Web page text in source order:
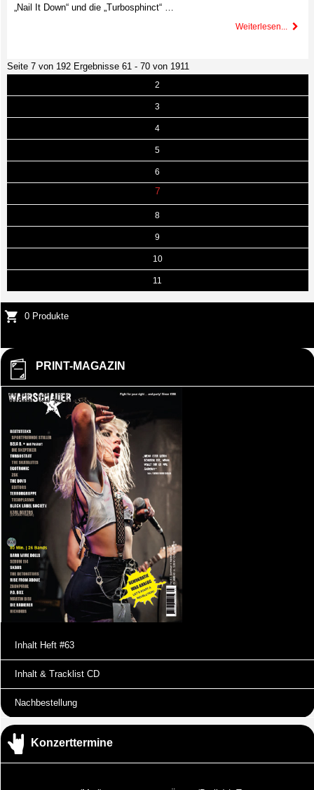
„Nail It Down“ und die „Turbosphinct“ …
Weiterlesen...
Seite 7 von 192 Ergebnisse 61 - 70 von 1911
2
3
4
5
6
7
8
9
10
11
0 Produkte
PRINT-MAGAZIN
Inhalt Heft #63
Inhalt & Tracklist CD
Nachbestellung
Konzerttermine